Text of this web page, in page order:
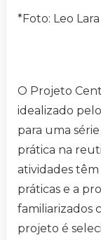
*Foto: Leo
O Projeto
idealizado
para uma
prática na
atividades
práticas e a
familiarizados
projeto é